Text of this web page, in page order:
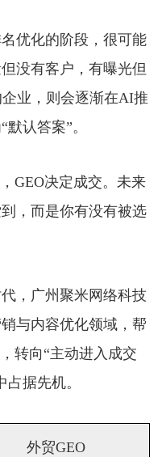
优化的阶段，很可能
没有客户，有曝光但
业，则会逐渐在AI推
认答案”。
决定成交。未来
，而是你有没有被选
，广州聚米网络科技
与内容优化领域，帮
转向“主动进入成交
据先机。
外贸GEO